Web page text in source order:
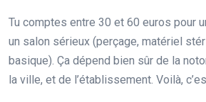
Tu comptes entre 30 et 60 euros pour
un salon sérieux (perçage, matériel
basique). Ça dépend bien sûr de la
la ville, et de l’établissement. Voilà,